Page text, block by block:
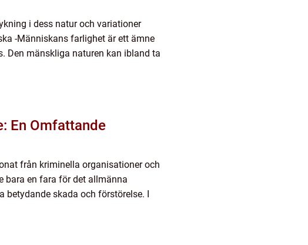
i dess natur och variationer
-Människans farlighet är ett ämne
Den mänskliga naturen kan ibland ta
En Omfattande
från kriminella organisationer och
bara en fara för det allmänna
betydande skada och förstörelse. I